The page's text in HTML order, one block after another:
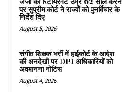
जजों की रिटायरमेंट उम्र 62 साल करने
पर सुप्रीम कोर्ट ने राज्यों को पुनर्विचार के
निर्देश दिए
August 5, 2026
संगीत शिक्षक भर्ती में हाईकोर्ट के आदेश
की अनदेखी पर DPI अधिकारियों को
अवमानना नोटिस
August 4, 2026